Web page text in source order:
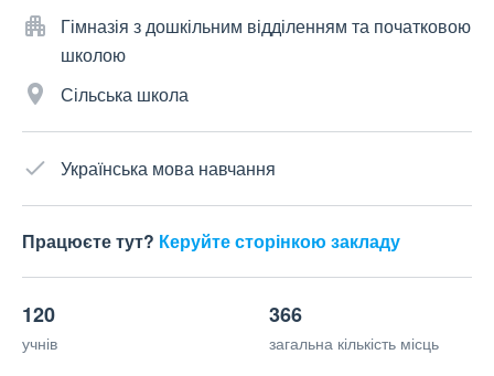
Гімназія з дошкільним відділенням та початковою
школою
Сільська школа
Українська мова навчання
Працюєте тут? Керуйте сторінкою закладу
120
учнів
366
загальна кількість місць